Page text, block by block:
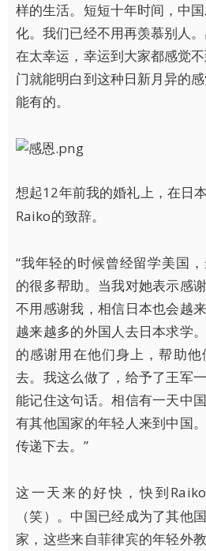
样的生活。短短十年时间，中
化。我们已经不用再羡慕别人
在太幸运，幸运到大家都感觉
门就能明白到这种日新月异的
能有的。
想起12年前我的婚礼上，在日
Raiko的致辞。
“我年轻的时候曾经留学美国
的很多帮助。当我对她表示感
不用感谢我，相信日本也会越
越来越多的外国人去日本求学
的感谢用在他们身上，帮助
去。我这么做了，给予了王军
能记住这句话。相信有一天中
有其他国家的年轻人来到中国
传递下去。”
这一天来的好快，快到
（笑）。中国已经成为了其他
家，这些来自菲律宾的年轻外